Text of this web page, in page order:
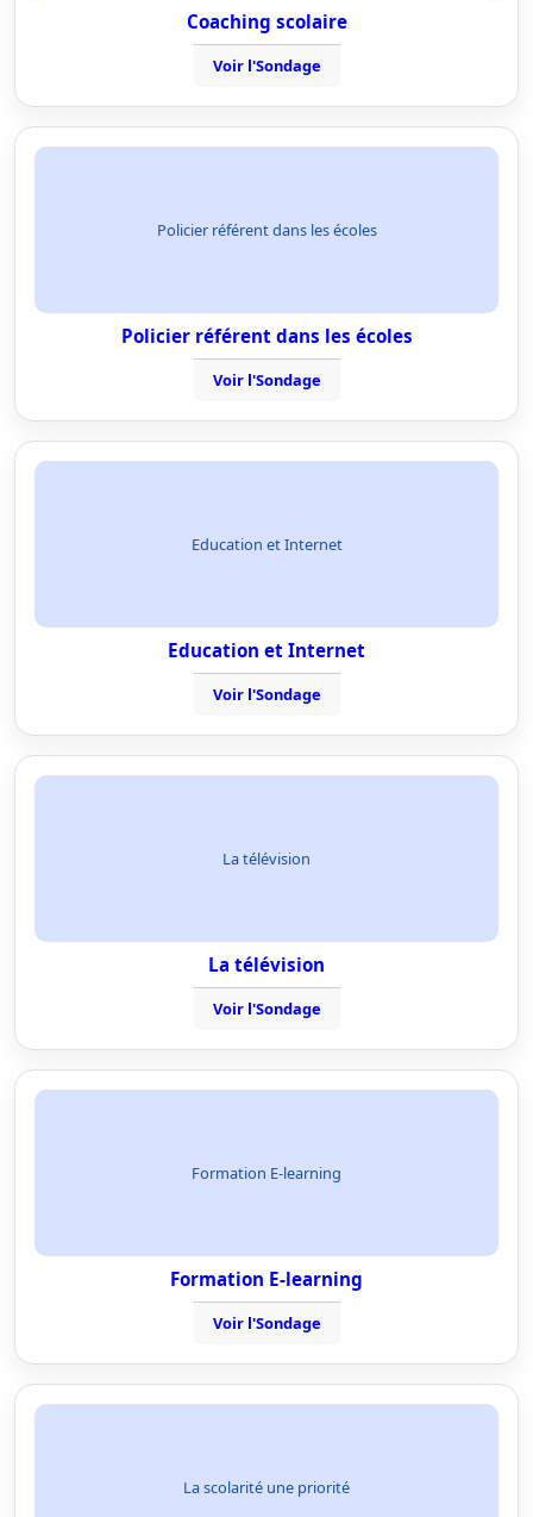
Coaching scolaire
Voir l'Sondage
Policier référent dans les écoles
Policier référent dans les écoles
Voir l'Sondage
Education et Internet
Education et Internet
Voir l'Sondage
La télévision
La télévision
Voir l'Sondage
Formation E-learning
Formation E-learning
Voir l'Sondage
La scolarité une priorité